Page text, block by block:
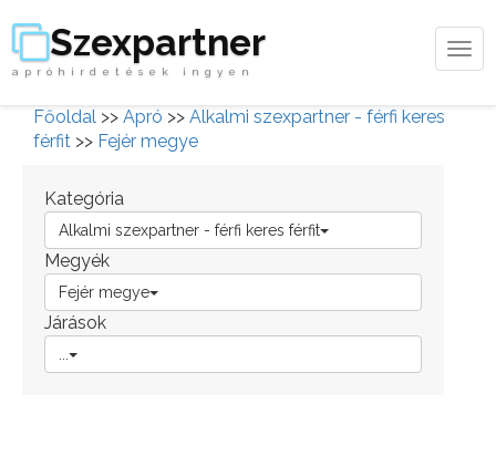
Szexpartner
apróhirdetések ingyen
Főoldal >> Apró >> Alkalmi szexpartner - férfi keres
férfit >> Fejér megye
Kategória
Alkalmi szexpartner - férfi keres férfit
Megyék
Fejér megye
Járások